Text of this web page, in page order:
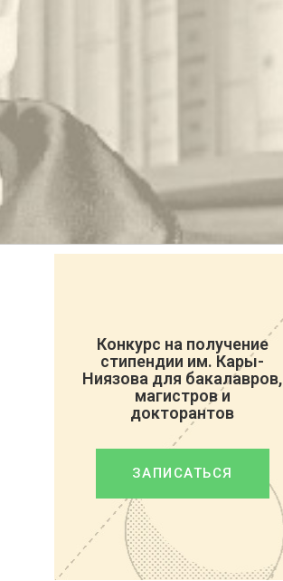
Конкурс на получение
стипендии им. Кары-
Ниязова для бакалавров,
магистров и
докторантов
ЗАПИСАТЬСЯ